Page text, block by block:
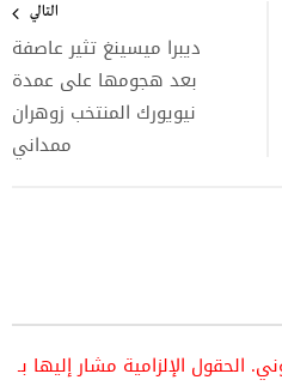
التالي
ديبرا ميسينغ تثير عاصفة
بعد هجومها على عمدة
نيويورك المنتخب زوهران
ممداني
الحقول الإلزامية مشار إليها بـ